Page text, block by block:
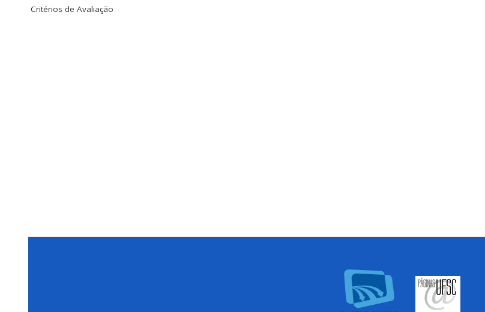
Critérios de Avaliação